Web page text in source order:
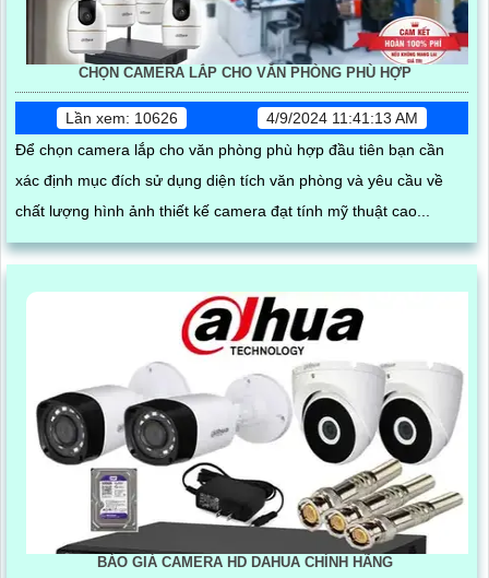
CHỌN CAMERA LẮP CHO VĂN PHÒNG PHÙ HỢP
Lần xem: 10626
4/9/2024 11:41:13 AM
Để chọn camera lắp cho văn phòng phù hợp đầu tiên bạn cần
xác định mục đích sử dụng diện tích văn phòng và yêu cầu về
chất lượng hình ảnh thiết kế camera đạt tính mỹ thuật cao...
BÁO GIÁ CAMERA HD DAHUA CHÍNH HÃNG